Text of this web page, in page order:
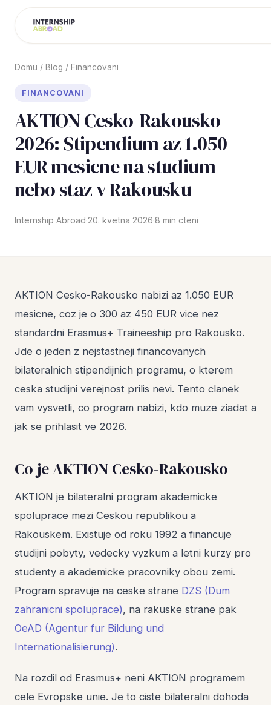
Domu / Blog / Financovani
FINANCOVANI
AKTION Cesko-Rakousko
2026: Stipendium az 1.050
EUR mesicne na studium
nebo staz v Rakousku
Internship Abroad·20. kvetna 2026·8 min cteni
AKTION Cesko-Rakousko nabizi az 1.050 EUR
mesicne, coz je o 300 az 450 EUR vice nez
standardni Erasmus+ Traineeship pro Rakousko.
Jde o jeden z nejstastneji financovanych
bilateralnich stipendijnich programu, o kterem
ceska studijni verejnost prilis nevi. Tento clanek
vam vysvetli, co program nabizi, kdo muze ziadat a
jak se prihlasit ve 2026.
Co je AKTION Cesko-Rakousko
AKTION je bilateralni program akademicke
spoluprace mezi Ceskou republikou a
Rakouskem. Existuje od roku 1992 a financuje
studijni pobyty, vedecky vyzkum a letni kurzy pro
studenty a akademicke pracovniky obou zemi.
Program spravuje na ceske strane DZS (Dum
zahranicni spoluprace), na rakuske strane pak
OeAD (Agentur fur Bildung und
Internationalisierung).
Na rozdil od Erasmus+ neni AKTION programem
cele Evropske unie. Je to ciste bilateralni dohoda